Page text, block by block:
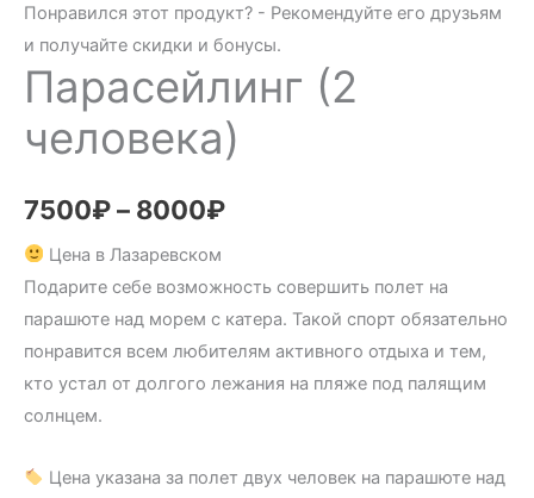
Понравился этот продукт? - Рекомендуйте его друзьям
и получайте скидки и бонусы.
Парасейлинг (2
человека)
7500₽– 8000₽
Цена в Лазаревском
Подарите себе возможность совершить полет на
парашюте над морем с катера. Такой спорт обязательно
понравится всем любителям активного отдыха и тем,
кто устал от долгого лежания на пляже под палящим
солнцем.
Цена указана за полет двух человек на парашюте над